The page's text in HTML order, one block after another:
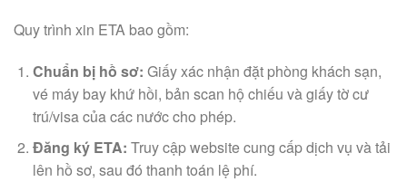
Quy trình xin ETA bao gồm:
Chuẩn bị hồ sơ: Giấy xác nhận đặt phòng khách sạn,
vé máy bay khứ hồi, bản scan hộ chiếu và giấy tờ cư
trú/visa của các nước cho phép.
Đăng ký ETA: Truy cập website cung cấp dịch vụ và tải
lên hồ sơ, sau đó thanh toán lệ phí.